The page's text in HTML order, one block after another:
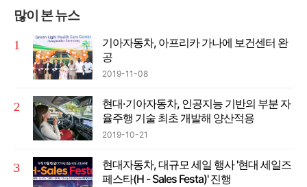
많이 본 뉴스
기아자동차, 아프리카 가나에 보건센터 완
공
2019-11-08
현대·기아자동차, 인공지능 기반의 부분 자
율주행 기술 최초 개발해 양산적용
2019-10-21
현대자동차, 대규모 세일 행사 '현대 세일즈
페스타(H - Sales Festa)' 진행